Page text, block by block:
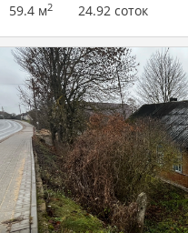
59.4 м2 24.92 соток